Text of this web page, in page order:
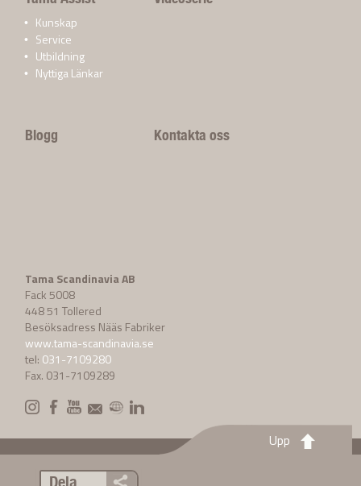
Kunskap
Service
Utbildning
Nyttiga Länkar
Blogg Kontakta oss
Tama Scandinavia AB
Fack 5008
448 51 Tollered
Besöksadress Nääs Fabriker
www.tama-scandinavia.se
tel: 031-7109280
Fax. 031-7109289
Upp
Dela